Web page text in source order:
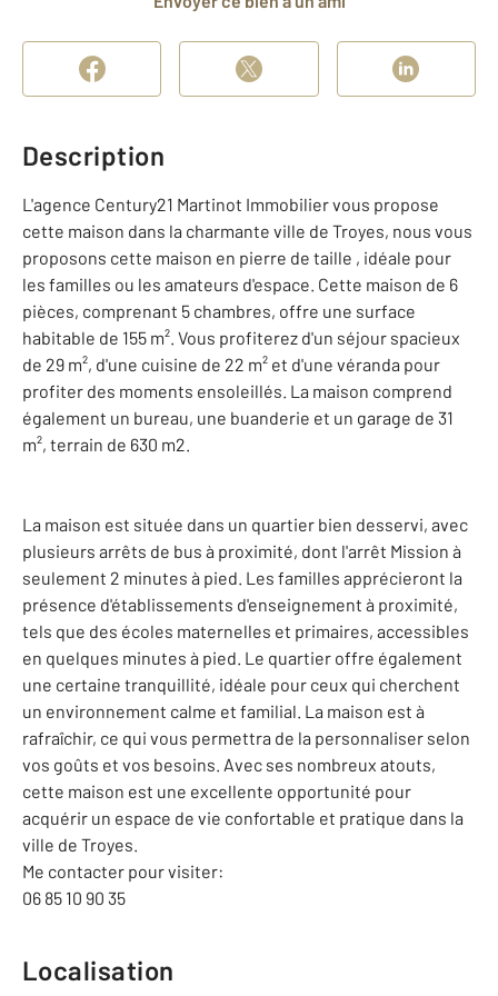
Description
L'agence Century21 Martinot Immobilier vous propose
cette maison dans la charmante ville de Troyes, nous vous
proposons cette maison en pierre de taille , idéale pour
les familles ou les amateurs d'espace. Cette maison de 6
pièces, comprenant 5 chambres, offre une surface
habitable de 155 m². Vous profiterez d'un séjour spacieux
de 29 m², d'une cuisine de 22 m² et d'une véranda pour
profiter des moments ensoleillés. La maison comprend
également un bureau, une buanderie et un garage de 31
m², terrain de 630 m2.
La maison est située dans un quartier bien desservi, avec
plusieurs arrêts de bus à proximité, dont l'arrêt Mission à
seulement 2 minutes à pied. Les familles apprécieront la
présence d'établissements d'enseignement à proximité,
tels que des écoles maternelles et primaires, accessibles
en quelques minutes à pied. Le quartier offre également
une certaine tranquillité, idéale pour ceux qui cherchent
un environnement calme et familial. La maison est à
rafraîchir, ce qui vous permettra de la personnaliser selon
vos goûts et vos besoins. Avec ses nombreux atouts,
cette maison est une excellente opportunité pour
acquérir un espace de vie confortable et pratique dans la
ville de Troyes.
Me contacter pour visiter:
06 85 10 90 35
Localisation